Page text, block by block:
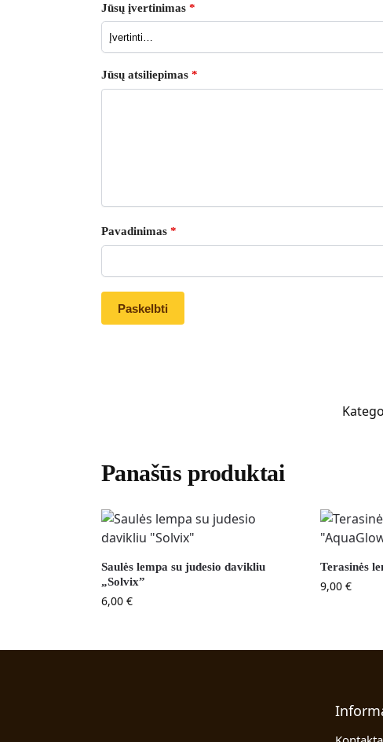
Jūsų įvertinimas *
Jūsų atsiliepimas *
Pavadinimas *
Panašūs produktai
Saulės lempa su judesio davikliu
„Solvix”
6,00 €
Terasinės
9,00 €